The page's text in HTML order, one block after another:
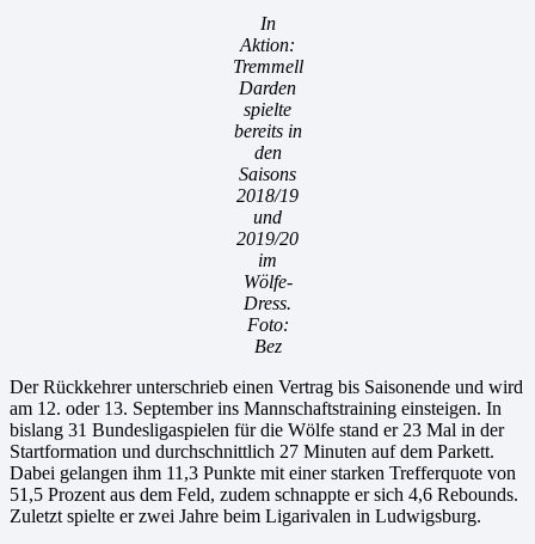
In
Aktion:
Tremmell
Darden
spielte
bereits in
den
Saisons
2018/19
und
2019/20
im
Wölfe-
Dress.
Foto:
Bez
Der Rückkehrer unterschrieb einen Vertrag bis Saisonende und wird
am 12. oder 13. September ins Mannschaftstraining einsteigen. In
bislang 31 Bundesligaspielen für die Wölfe stand er 23 Mal in der
Startformation und durchschnittlich 27 Minuten auf dem Parkett.
Dabei gelangen ihm 11,3 Punkte mit einer starken Trefferquote von
51,5 Prozent aus dem Feld, zudem schnappte er sich 4,6 Rebounds.
Zuletzt spielte er zwei Jahre beim Ligarivalen in Ludwigsburg.